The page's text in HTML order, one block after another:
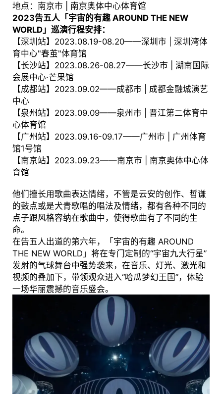
地点：南京市 | 南京奥体中心体育馆
2023告五人「宇宙的有趣 AROUND THE NEW
WORLD」巡演行程安排：
【深圳站】2023.08.19-08.20——深圳市 | 深圳湾体
育中心"春茧"体育馆
【长沙站】2023.08.26-08.27——长沙市 | 湖南国际
会展中心·芒果馆
【成都站】2023.09.02——成都市 | 成都金融城演艺
中心
【泉州站】2023.09.09——泉州市 | 晋江第二体育中
心体育馆
【广州站】2023.09.16-09.17——广州市 | 广州体育
馆1号馆
【南京站】2023.09.23——南京市 | 南京奥体中心体
育馆
他们擅长用歌曲表达情绪，不管是云安的创作、哲谦
的鼓点或是犬青歌唱的唱法及情绪，都有各种不同的
点子跟风格容纳在歌曲中，使得歌曲有了不同的生
命。
在告五人出道的第六年，「宇宙的有趣 AROUND
THE NEW WORLD」将在专门定制的“宇宙九大行星”
发射的气球舞台中强势袭来，在音乐、灯光、激光和
视频的叠加下，带领观众进入“哈瓜梦幻王国”，体验
一场华丽震撼的音乐盛会。